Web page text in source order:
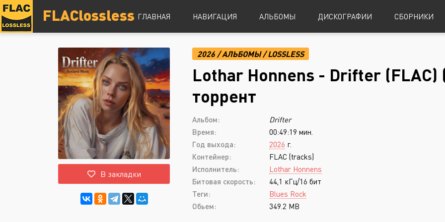
FLAClossless ГЛАВНАЯ НАВИГАЦИЯ
DSD
Hi-Res
Lossless
Vinyl
Топ 100
Alternative Rock
Indie Rock
Industrial Metal
Metalcore
Nu-Metal
Post-Hardcore
Punk Rock
Black Metal
Power Metal
Progressive Metal
АЛЬБОМЫ ДИСКОГРАФИИ СБОРНИКИ
В закладки
2026 /АЛЬБОМЫ/LOSSLESS
Lothar Honnens - Drifter (FLAC)
торрент
Альбом:
Drifter
Время:
00:49:19 мин.
Год выхода:
2026 г.
Контейнер:
FLAC (tracks)
Исполнитель:
Lothar Honnens
Битовая скорость:
44,1 кГц/16 бит
Теги:
Blues Rock
Обьем:
349.2 MB